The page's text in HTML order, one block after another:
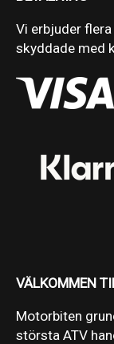
Vi erbjuder
skyddade med
VÄLKOMMEN
Motorbiten
största ATV